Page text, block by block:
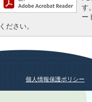
す
ー
ください。
個人情報保護ポリシー